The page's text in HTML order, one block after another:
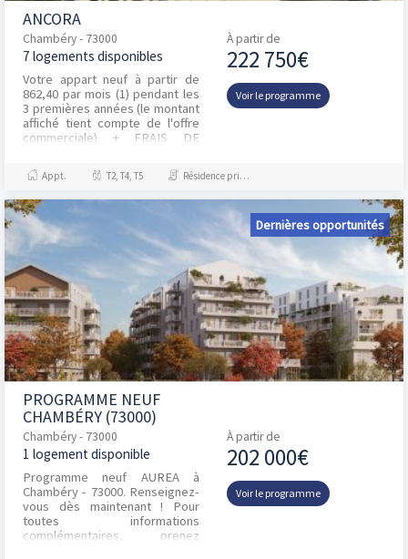
ANCORA
Chambéry - 73000
7 logements disponibles
Votre appart neuf à partir de
862,40 par mois (1) pendant les
3 premières années (le montant
affiché tient compte de l'offre
commerciale) + FRAIS DE
31 mars 2026...
À partir de
222 750€
Voir le programme
Appt. T2, T4, T5 Résidence principale / PTZ, Investissement et Défiscalisation
Dernières opportunités
PROGRAMME NEUF
CHAMBÉRY (73000)
Chambéry - 73000
1 logement disponible
Programme neuf AUREA à
Chambéry - 73000. Renseignez-
vous dès maintenant ! Pour
toutes informations
complémentaires, prenez
À partir de
202 000€
Voir le programme